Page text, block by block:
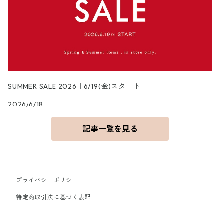
SUMMER SALE 2026｜6/19(金)スタート
2026/6/18
記事一覧を見る
プライバシーポリシー
特定商取引法に基づく表記